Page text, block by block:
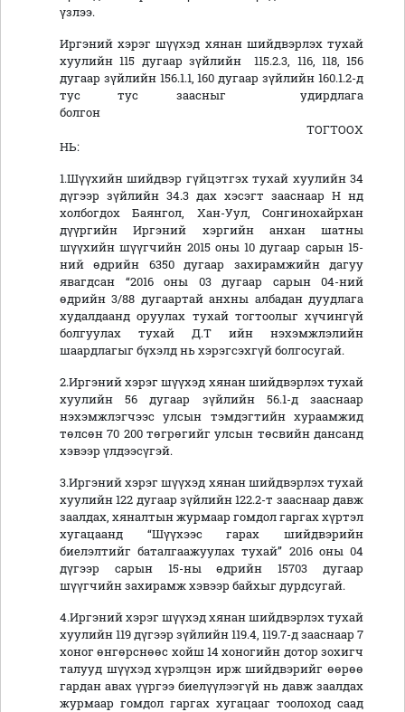
үзлээ.
Иргэний хэрэг шүүхэд хянан шийдвэрлэх тухай
хуулийн 115 дугаар зүйлийн 115.2.3, 116, 118, 156
дугаар зүйлийн 156.1.1, 160 дугаар зүйлийн 160.1.2-д
тус тус заасныг удирдлага
болгон
ТОГТООХ
НЬ:
1.Шүүхийн шийдвэр гүйцэтгэх тухай хуулийн 34
дүгээр зүйлийн 34.3 дах хэсэгт зааснаар Н нд
холбогдох Баянгол, Хан-Уул, Сонгинохайрхан
дүүргийн Иргэний хэргийн анхан шатны
шүүхийн шүүгчийн 2015 оны 10 дугаар сарын 15-
ний өдрийн 6350 дугаар захирамжийн дагуу
явагдсан “2016 оны 03 дугаар сарын 04-ний
өдрийн 3/88 дугаартай анхны албадан дуудлага
худалдаанд оруулах тухай тогтоолыг хүчингүй
болгуулах тухай Д.Т ийн нэхэмжлэлийн
шаардлагыг бүхэлд нь хэрэгсэхгүй болгосугай.
2.Иргэний хэрэг шүүхэд хянан шийдвэрлэх тухай
хуулийн 56 дугаар зүйлийн 56.1-д зааснаар
нэхэмжлэгчээс улсын тэмдэгтийн хураамжид
төлсөн 70 200 төгрөгийг улсын төсвийн дансанд
хэвээр үлдээсүгэй.
3.Иргэний хэрэг шүүхэд хянан шийдвэрлэх тухай
хуулийн 122 дугаар зүйлийн 122.2-т зааснаар давж
заалдах, хяналтын журмаар гомдол гаргах хүртэл
хугацаанд “Шүүхээс гарах шийдвэрийн
биелэлтийг баталгаажуулах тухай” 2016 оны 04
дүгээр сарын 15-ны өдрийн 15703 дугаар
шүүгчийн захирамж хэвээр байхыг дурдсугай.
4.Иргэний хэрэг шүүхэд хянан шийдвэрлэх тухай
хуулийн 119 дүгээр зүйлийн 119.4, 119.7-д зааснаар 7
хоног өнгөрснөөс хойш 14 хоногийн дотор зохигч
талууд шүүхэд хүрэлцэн ирж шийдвэрийг өөрөө
гардан авах үүргээ биелүүлээгүй нь давж заалдах
журмаар гомдол гаргах хугацааг тоолоход саад